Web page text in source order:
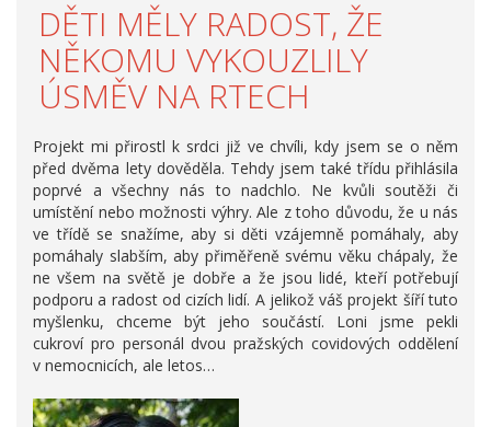
DĚTI MĚLY RADOST, ŽE
NĚKOMU VYKOUZLILY
ÚSMĚV NA RTECH
Projekt mi přirostl k srdci již ve chvíli, kdy jsem se o něm
před dvěma lety dověděla. Tehdy jsem také třídu přihlásila
poprvé a všechny nás to nadchlo. Ne kvůli soutěži či
umístění nebo možnosti výhry. Ale z toho důvodu, že u nás
ve třídě se snažíme, aby si děti vzájemně pomáhaly, aby
pomáhaly slabším, aby přiměřeně svému věku chápaly, že
ne všem na světě je dobře a že jsou lidé, kteří potřebují
podporu a radost od cizích lidí. A jelikož váš projekt šíří tuto
myšlenku, chceme být jeho součástí. Loni jsme pekli
cukroví pro personál dvou pražských covidových oddělení
v nemocnicích, ale letos…